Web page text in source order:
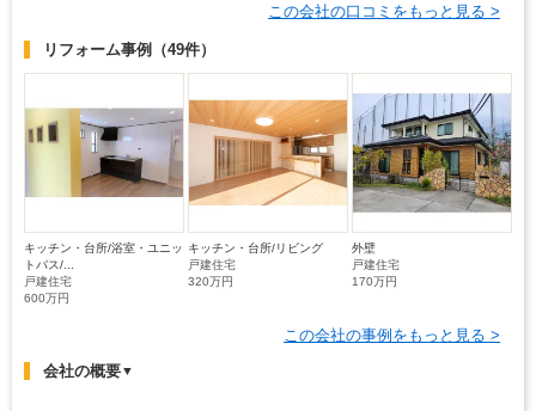
この会社の口コミをもっと見る >
リフォーム事例 （49件）
キッチン・台所/浴室・ユニッ
トバス/...
戸建住宅
600万円
キッチン・台所/リビング
戸建住宅
320万円
外壁
戸建住宅
170万円
この会社の事例をもっと見る >
会社の概要▼